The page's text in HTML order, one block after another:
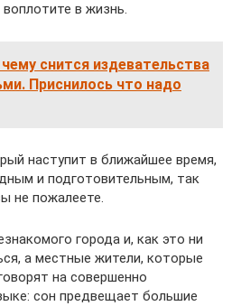
в жизнь.
снится издевательства
Приснилось что надо
наступит в ближайшее время,
и подготовительным, так
не пожалеете.
города и, как это ни
а местные жители, которые
на совершенно
сон предвещает большие